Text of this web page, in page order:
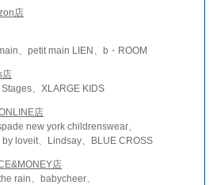
店
、petit main LIEN、b・ROOM
店
、XLARGE KIDS
店
new york childrenswear、
loveit、Lindsay、BLUE CROSS
店
rain、babycheer、